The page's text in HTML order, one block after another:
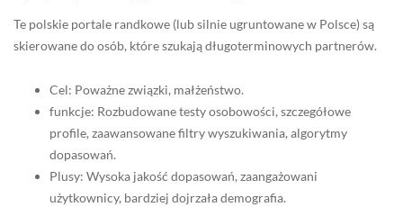
Te polskie portale randkowe (lub silnie ugruntowane w Polsce) są
skierowane do osób, które szukają długoterminowych partnerów.
Cel: Poważne związki, małżeństwo.
funkcje: Rozbudowane testy osobowości, szczegółowe
profile, zaawansowane filtry wyszukiwania, algorytmy
dopasowań.
Plusy: Wysoka jakość dopasowań, zaangażowani
użytkownicy, bardziej dojrzała demografia.